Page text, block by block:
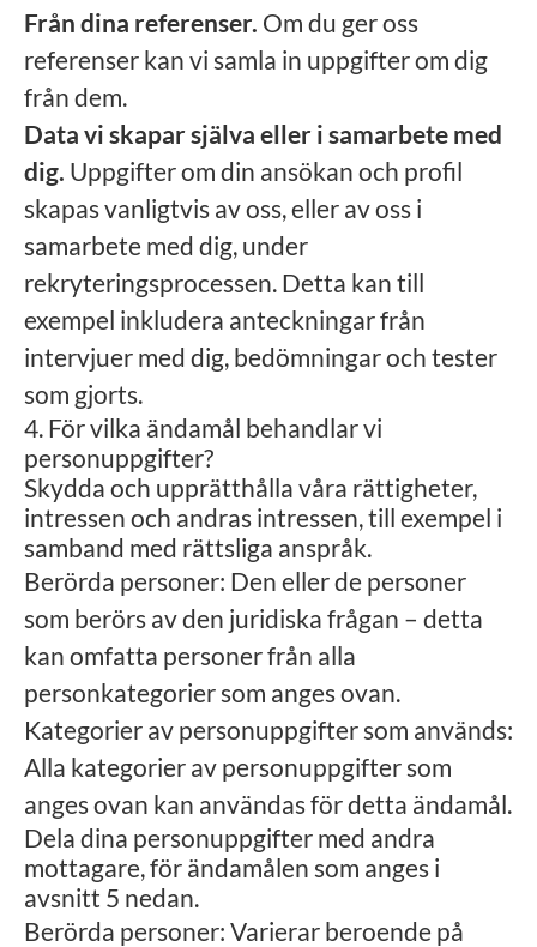
Från dina referenser. Om du ger oss
referenser kan vi samla in uppgifter om dig
från dem.
Data vi skapar själva eller i samarbete med
dig. Uppgifter om din ansökan och profil
skapas vanligtvis av oss, eller av oss i
samarbete med dig, under
rekryteringsprocessen. Detta kan till
exempel inkludera anteckningar från
intervjuer med dig, bedömningar och tester
som gjorts.
4. För vilka ändamål behandlar vi
personuppgifter?
Skydda och upprätthålla våra rättigheter,
intressen och andras intressen, till exempel i
samband med rättsliga anspråk.
Berörda personer: Den eller de personer
som berörs av den juridiska frågan – detta
kan omfatta personer från alla
personkategorier som anges ovan.
Kategorier av personuppgifter som används:
Alla kategorier av personuppgifter som
anges ovan kan användas för detta ändamål.
Dela dina personuppgifter med andra
mottagare, för ändamålen som anges i
avsnitt 5 nedan.
Berörda personer: Varierar beroende på